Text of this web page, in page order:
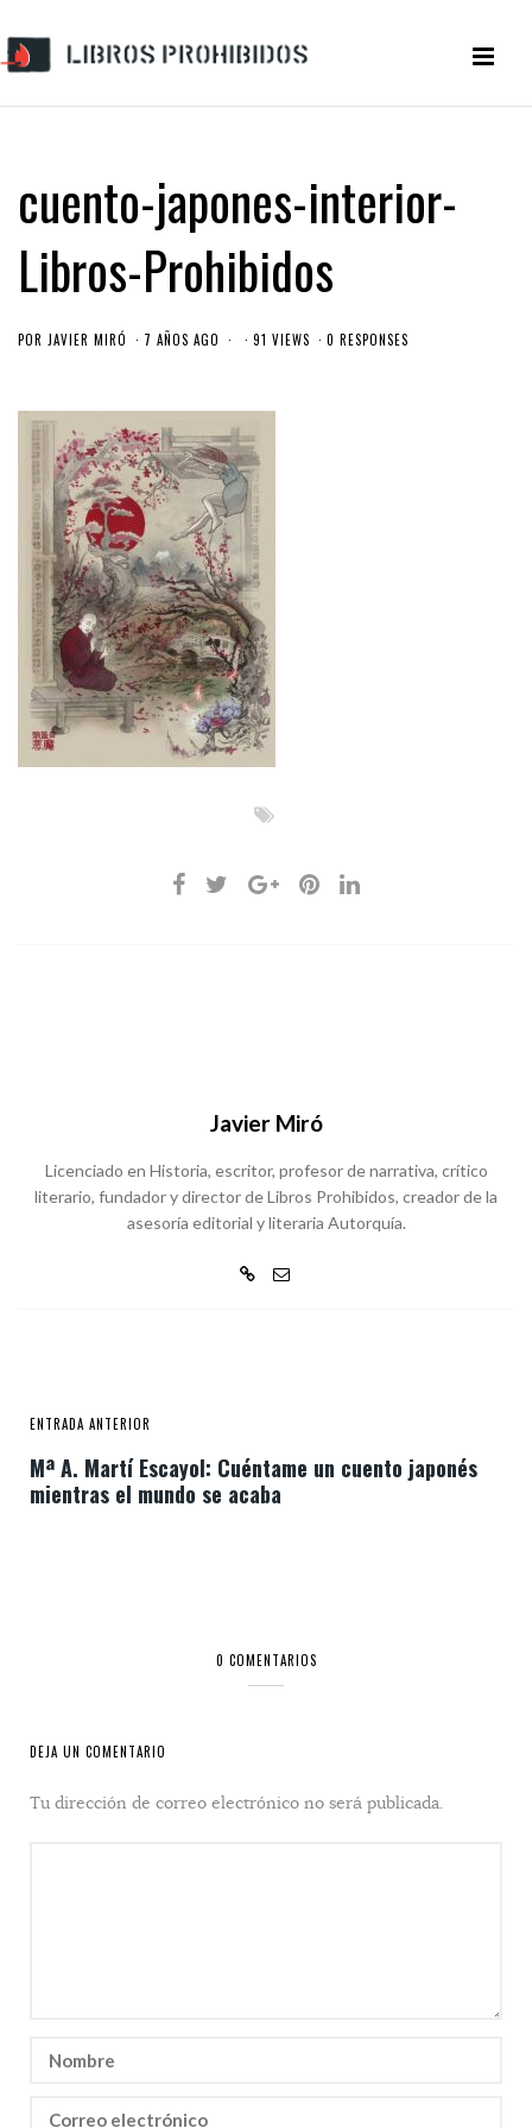
cuento-japones-interior-
Libros-Prohibidos
POR JAVIER MIRÓ 7 AÑOS AGO 91 VIEWS 0 RESPONSES
Javier Miró
Licenciado en Historia, escritor, profesor de narrativa, crítico
literario, fundador y director de Libros Prohibidos, creador de la
asesoría editorial y literaria Autorquía.
ENTRADA ANTERIOR
Mª A. Martí Escayol: Cuéntame un cuento japonés
mientras el mundo se acaba
0 COMENTARIOS
DEJA UN COMENTARIO
Tu dirección de correo electrónico no será publicada.